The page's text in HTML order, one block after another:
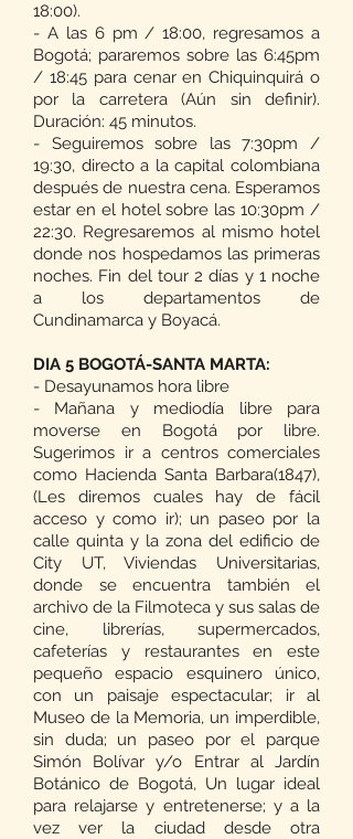
18:00).
- A las 6 pm / 18:00, regresamos a
Bogotá; pararemos sobre las 6:45pm
/ 18:45 para cenar en Chiquinquirá o
por la carretera (Aún sin definir).
Duración: 45 minutos.
- Seguiremos sobre las 7:30pm /
19:30, directo a la capital colombiana
después de nuestra cena. Esperamos
estar en el hotel sobre las 10:30pm /
22:30. Regresaremos al mismo hotel
donde nos hospedamos las primeras
noches. Fin del tour 2 días y 1 noche
a los departamentos de
Cundinamarca y Boyacá.
DIA 5 BOGOTÁ-SANTA MARTA:
- Desayunamos hora libre
- Mañana y mediodía libre para
moverse en Bogotá por libre.
Sugerimos ir a centros comerciales
como Hacienda Santa Barbara(1847),
(Les diremos cuales hay de fácil
acceso y como ir); un paseo por la
calle quinta y la zona del edificio de
City UT, Viviendas Universitarias,
donde se encuentra también el
archivo de la Filmoteca y sus salas de
cine, librerías, supermercados,
cafeterías y restaurantes en este
pequeño espacio esquinero único,
con un paisaje espectacular; ir al
Museo de la Memoria, un imperdible,
sin duda; un paseo por el parque
Simón Bolívar y/o Entrar al Jardín
Botánico de Bogotá, Un lugar ideal
para relajarse y entretenerse; y a la
vez ver la ciudad desde otra